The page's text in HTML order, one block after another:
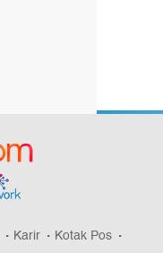
Karir
Kotak Pos